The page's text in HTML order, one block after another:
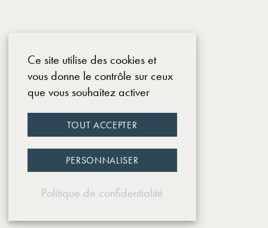
Ce site utilise des cookies et
vous donne le contrôle sur ceux
que vous souhaitez activer
TOUT ACCEPTER
PERSONNALISER
Politique de confidentialité